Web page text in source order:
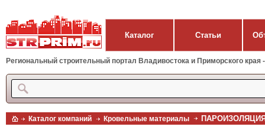
Каталог Статьи
Региональный строительный портал Владивостока и Приморского края
Каталог компаний Кровельные материалы